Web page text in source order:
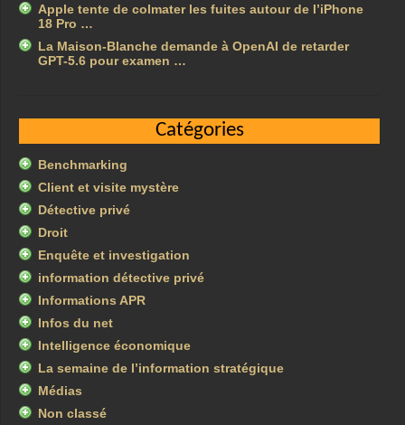
Apple tente de colmater les fuites autour de l’iPhone
18 Pro …
La Maison-Blanche demande à OpenAI de retarder
GPT-5.6 pour examen …
Catégories
Benchmarking
Client et visite mystère
Détective privé
Droit
Enquête et investigation
information détective privé
Informations APR
Infos du net
Intelligence économique
La semaine de l’information stratégique
Médias
Non classé